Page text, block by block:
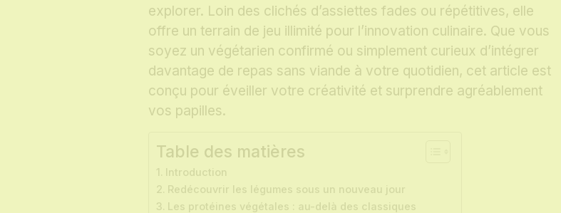
explorer. Loin des clichés d’assiettes fades ou répétitives, elle
offre un terrain de jeu illimité pour l’innovation culinaire. Que vous
soyez un végétarien confirmé ou simplement curieux d’intégrer
davantage de repas sans viande à votre quotidien, cet article est
conçu pour éveiller votre créativité et surprendre agréablement
vos papilles.
Table des matières
Introduction
Redécouvrir les légumes sous un nouveau jour
Les protéines végétales : au-delà des classiques